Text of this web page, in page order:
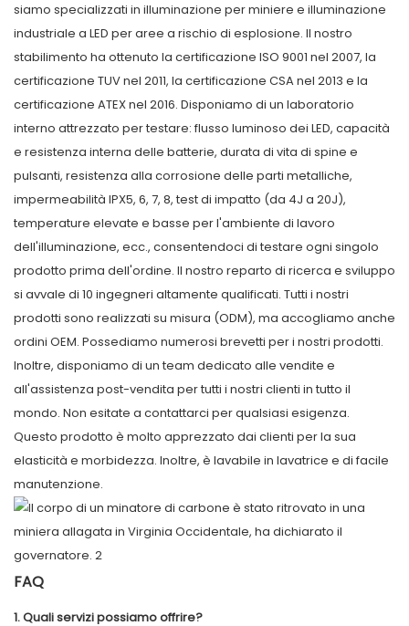
siamo specializzati in illuminazione per miniere e illuminazione
industriale a LED per aree a rischio di esplosione. Il nostro
stabilimento ha ottenuto la certificazione ISO 9001 nel 2007, la
certificazione TUV nel 2011, la certificazione CSA nel 2013 e la
certificazione ATEX nel 2016. Disponiamo di un laboratorio
interno attrezzato per testare: flusso luminoso dei LED, capacità
e resistenza interna delle batterie, durata di vita di spine e
pulsanti, resistenza alla corrosione delle parti metalliche,
impermeabilità IPX5, 6, 7, 8, test di impatto (da 4J a 20J),
temperature elevate e basse per l'ambiente di lavoro
dell'illuminazione, ecc., consentendoci di testare ogni singolo
prodotto prima dell'ordine. Il nostro reparto di ricerca e sviluppo
si avvale di 10 ingegneri altamente qualificati. Tutti i nostri
prodotti sono realizzati su misura (ODM), ma accogliamo anche
ordini OEM. Possediamo numerosi brevetti per i nostri prodotti.
Inoltre, disponiamo di un team dedicato alle vendite e
all'assistenza post-vendita per tutti i nostri clienti in tutto il
mondo. Non esitate a contattarci per qualsiasi esigenza.
Questo prodotto è molto apprezzato dai clienti per la sua
elasticità e morbidezza. Inoltre, è lavabile in lavatrice e di facile
manutenzione.
FAQ
1. Quali servizi possiamo offrire?